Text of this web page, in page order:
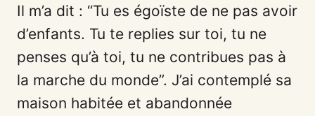
Il m’a dit : “Tu es égoïste de ne pas avoir
d’enfants. Tu te replies sur toi, tu ne
penses qu’à toi, tu ne contribues pas à
la marche du monde”. J’ai contemplé sa
maison habitée et abandonnée